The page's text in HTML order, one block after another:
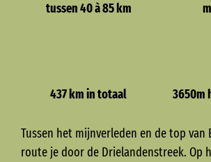
tussen 40 à 85 km
437 kmin totaal 3650m
Tussen het mijnverleden en de top van
route je door de Drielandenstreek. Op